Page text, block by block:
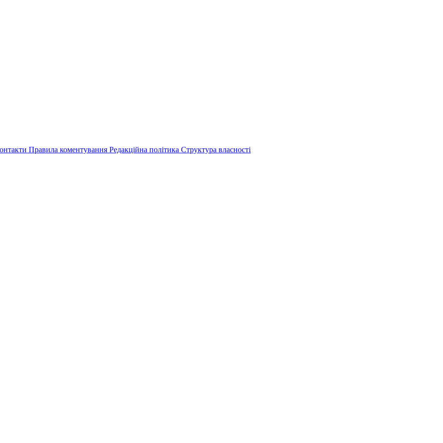
Правила коментування Редакційна політика Структура власності